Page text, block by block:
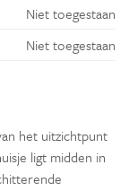
Niet toegestaan
Niet toegestaan
het uitzichtpunt
ligt midden in